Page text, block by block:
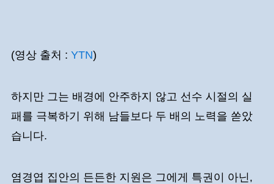
(영상 출처 : YTN)
하지만 그는 배경에 안주하지 않고 선수 시절의 실
패를 극복하기 위해 남들보다 두 배의 노력을 쏟았
습니다.
염경엽 집안의 든든한 지원은 그에게 특권이 아닌,